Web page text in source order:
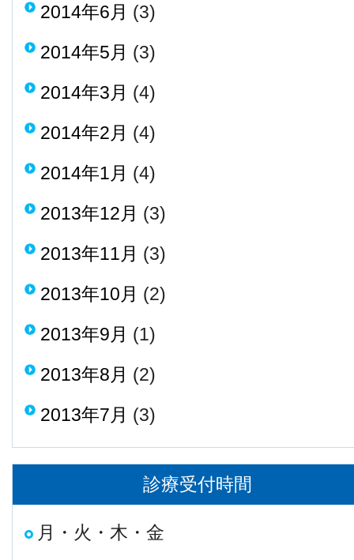
2014年6月 (3)
2014年5月 (3)
2014年3月 (4)
2014年2月 (4)
2014年1月 (4)
2013年12月 (3)
2013年11月 (3)
2013年10月 (2)
2013年9月 (1)
2013年8月 (2)
2013年7月 (3)
診療受付時間
月・火・木・金